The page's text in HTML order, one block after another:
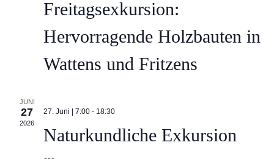
Freitagsexkursion:
Hervorragende Holzbauten in
Wattens und Fritzens
JUNI
27
2026
27. Juni | 7:00 - 18:30
Naturkundliche Exkursion